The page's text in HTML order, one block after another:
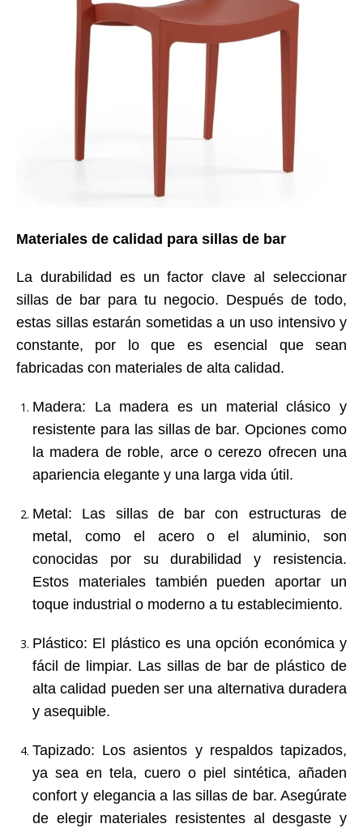
Materiales de calidad para sillas de bar
La durabilidad es un factor clave al seleccionar
sillas de bar para tu negocio. Después de todo,
estas sillas estarán sometidas a un uso intensivo y
constante, por lo que es esencial que sean
fabricadas con materiales de alta calidad.
Madera: La madera es un material clásico y
resistente para las sillas de bar. Opciones como
la madera de roble, arce o cerezo ofrecen una
apariencia elegante y una larga vida útil.
Metal : Las sillas de bar con estructuras de
metal, como el acero o el aluminio, son
conocidas por su durabilidad y resistencia.
Estos materiales también pueden aportar un
toque industrial o moderno a tu establecimiento.
Plástico: El plástico es una opción económica y
fácil de limpiar. Las sillas de bar de plástico de
alta calidad pueden ser una alternativa duradera
y asequible.
Tapizado: Los asientos y respaldos tapizados,
ya sea en tela, cuero o piel sintética, añaden
confort y elegancia a las sillas de bar. Asegúrate
de elegir materiales resistentes al desgaste y